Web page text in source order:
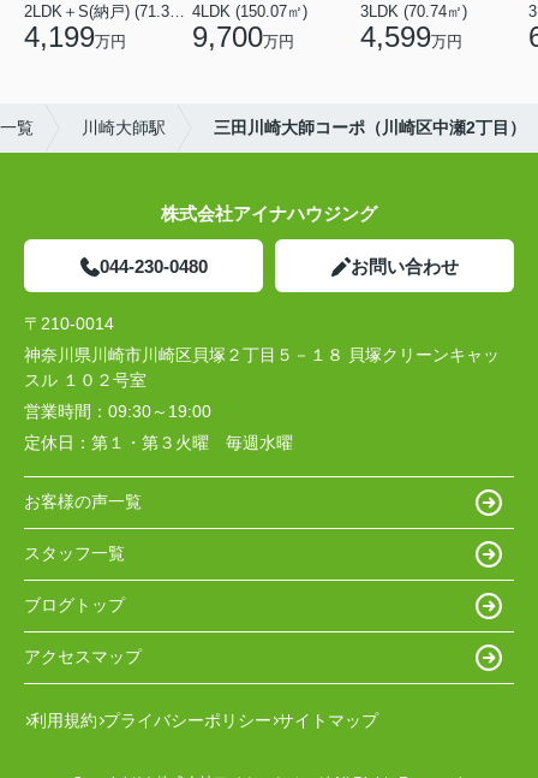
4,199万円
4LDK (150.07㎡)
9,700万円
3LDK (70.74㎡)
4,599万円
覧 川崎大師駅 三田川崎大師コーポ（川崎区中瀬2丁目）
株式会社アイナハウジング
044-230-0480 お問い合わせ
〒210-0014
神奈川県川崎市川崎区貝塚２丁目５－１８ 貝塚クリーンキャッ
スル １０２号室
営業時間： 09:30～19:00
定休日： 第１・第３火曜 毎週水曜
お客様の声一覧
スタッフ一覧
ブログトップ
アクセスマップ
利用規約 プライバシーポリシー サイトマップ